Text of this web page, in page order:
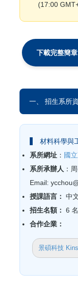
(17:00
下載完整簡章
一、 招生系所
材料科學與
系所網址 ： 國
系所承辦人 ：
Email:
授課語言： 中
招生名額： 6 名
合作企業：
景碩科技